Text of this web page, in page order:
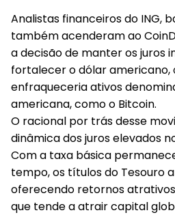
Analistas financeiros do ING,
também acenderam ao
a decisão de manter os juros
fortalecer o dólar
enfraqueceria ativos
americana, como o Bitcoin.
O racional por trás desse
dinâmica dos juros elevados
Com a taxa básica
tempo, os títulos do Tesouro
oferecendo retornos
que tende a atrair capital